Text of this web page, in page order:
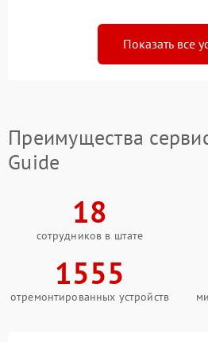
Показать все
Преимущества
Guide
18
сотрудников в штате
1555
отремонтированных устройств